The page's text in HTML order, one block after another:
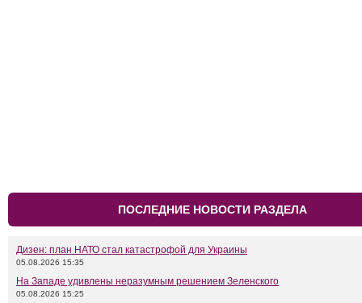
ПОСЛЕДНИЕ НОВОСТИ РАЗДЕЛА
Дизен: план НАТО стал катастрофой для Украины
05.08.2026 15:35
На Западе удивлены неразумным решением Зеленского
05.08.2026 15:25